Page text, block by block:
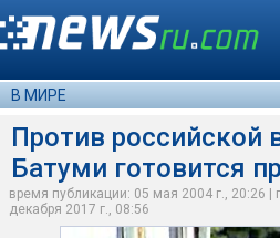
В МИРЕ
Против российской
Батуми готовится
время публикации: 05 мая 2004 г., 20:26
декабря 2017 г., 08:56